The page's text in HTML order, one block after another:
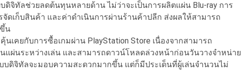
ดิจิทัลช่วยลดต้นทุนหลายด้าน ไม่ว่าจะเป็นการผลิตแผ่น Blu-ray การ
ดเก็บสินค้า และค่าดำเนินการผ่านร้านค้าปลีก ส่งผลให้สามารถ
น
เคยกับการซื้อเกมผ่าน PlayStation Store เนื่องจากสามารถ
แผ่นระหว่างเล่น และสามารถดาวน์โหลดล่วงหน้าก่อนวันวางจำหน่าย
บดิจิทัลจะมอบความสะดวกมากขึ้น แต่ก็มีประเด็นที่ผู้เล่นจำนวนไม่